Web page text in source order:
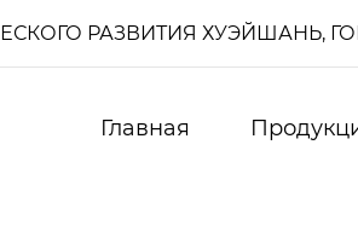
РАЗВИТИЯ ХУЭЙШАНЬ,
Главная